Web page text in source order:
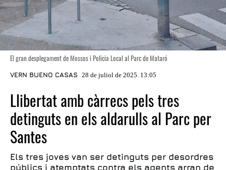
El gran desplegament de Mossos i Policia Local al Parc de Mataró
VERN BUENO CASAS 28 de juliol de 2025. 13:05
Llibertat amb càrrecs pels tres
detinguts en els aldarulls al Parc per
Santes
Els tres joves van ser detinguts per desordres
públics i atemptats contra els agents arran de